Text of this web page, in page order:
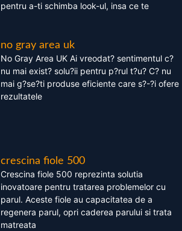
pentru a-ti schimba look-ul, insa ce te
no gray area uk
No Gray Area UK Ai vreodat? sentimentul c?
nu mai exist? solu?ii pentru p?rul t?u? C? nu
mai g?se?ti produse eficiente care s?-?i ofere
rezultatele
crescina fiole 500
Crescina fiole 500 reprezinta solutia
inovatoare pentru tratarea problemelor cu
parul. Aceste fiole au capacitatea de a
regenera parul, opri caderea parului si trata
matreata